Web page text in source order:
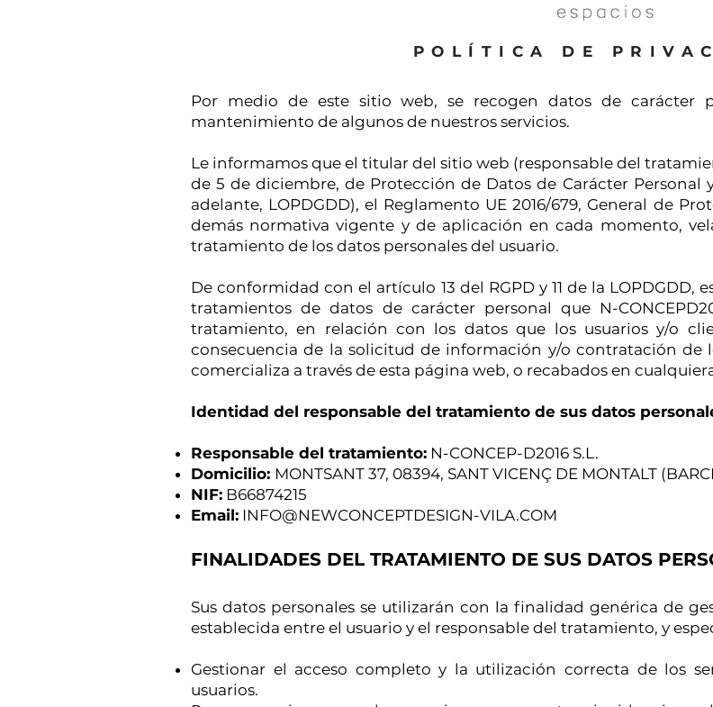
POLÍTICA DE
Por medio de este sitio web, se recogen datos de carácter
mantenimiento de algunos de nuestros servicios.
Le informamos que el titular del sitio web (responsable del
de 5 de diciembre, de Protección de Datos de Carácter Personal
adelante, LOPDGDD), el Reglamento UE 2016/679, General de
demás normativa vigente y de aplicación en cada momento,
tratamiento de los datos personales del usuario.
De conformidad con el artículo 13 del RGPD y 11 de la LOPDGDD,
tratamientos de datos de carácter personal que N-
tratamiento, en relación con los datos que los usuarios y/o
consecuencia de la solicitud de información y/o contratación de
comercializa a través de esta página web, o recabados en
Identidad del responsable del tratamiento de sus datos
Responsable del tratamiento: N-CONCEP-D2016 S.L.
Domicilio: MONTSANT 37, 08394, SANT VICENÇ DE MONTALT
NIF: B66874215
Email: INFO@NEWCONCEPTDESIGN-VILA.COM
FINALIDADES DEL TRATAMIENTO DE SUS DATOS
Sus datos personales se utilizarán con la finalidad genérica de
establecida entre el usuario y el responsable del tratamiento, y
Gestionar el acceso completo y la utilización correcta de los
usuarios.